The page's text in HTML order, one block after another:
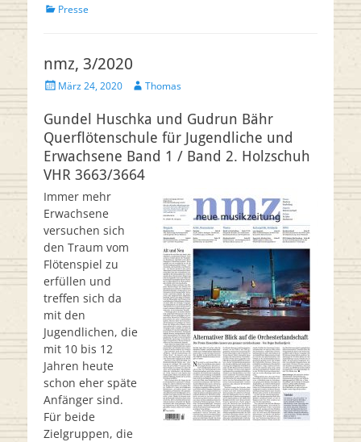
Kategorien
Presse
nmz, 3/2020
Veröffentlicht
März 24, 2020 AutorThomas
Gundel Huschka und Gudrun Bähr
Querflötenschule für Jugendliche und
Erwachsene Band 1 / Band 2. Holzschuh
VHR 3663/3664
Immer mehr
Erwachsene
versuchen sich
den Traum vom
Flötenspiel zu
erfüllen und
treffen sich da
mit den
Jugendlichen, die
mit 10 bis 12
Jahren heute
schon eher späte
Anfänger sind.
Für beide
Zielgruppen, die